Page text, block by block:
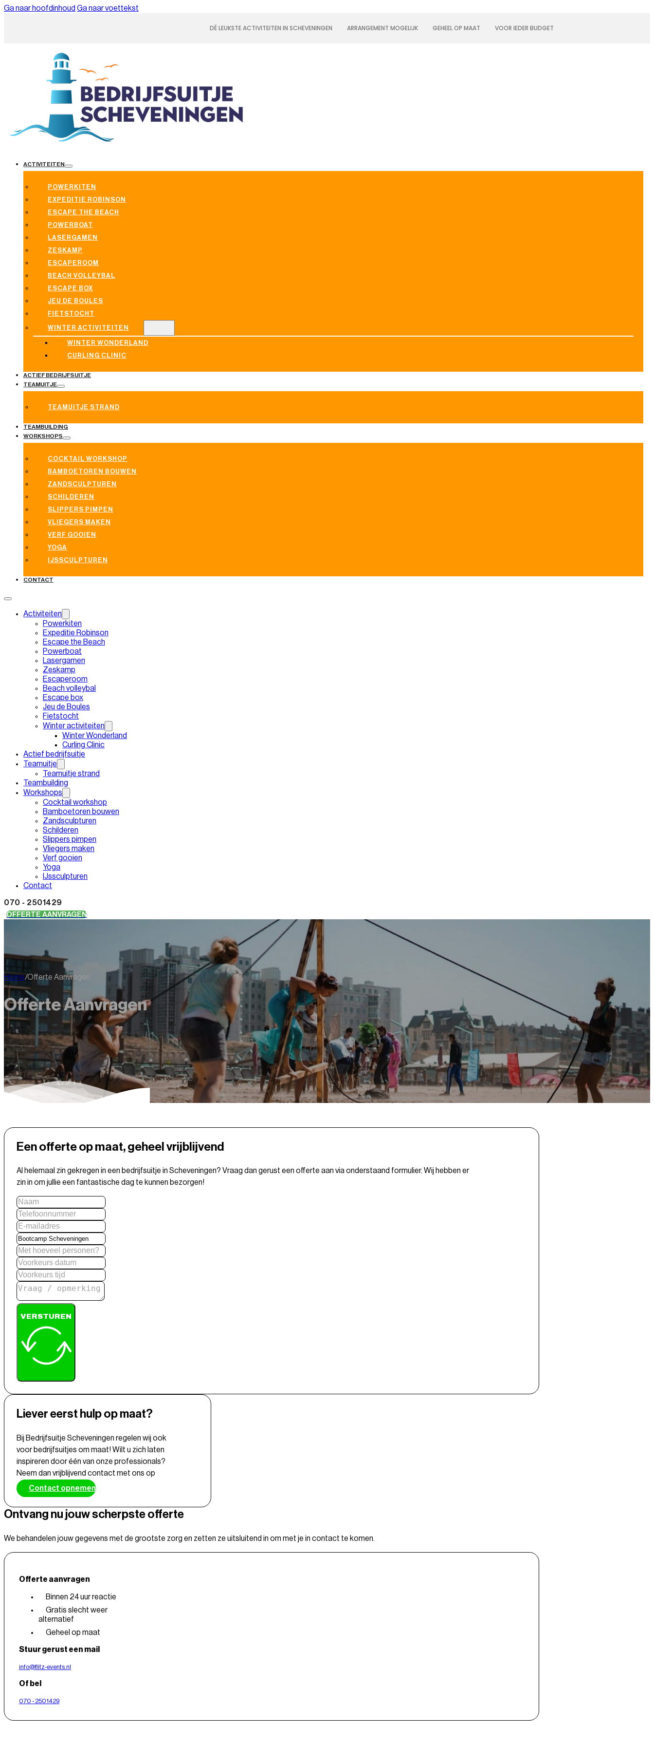
Ga naar hoofdinhoud Ga naar voettekst
DÉ LEUKSTE ACTIVITEITEN IN SCHEVENINGEN ARRANGEMENT MOGELIJK GEHEEL OP MAAT VOOR IEDER BUDGET
ACTIVITEITEN
POWERKITEN
EXPEDITIE ROBINSON
ESCAPE THE BEACH
POWERBOAT
LASERGAMEN
ZESKAMP
ESCAPEROOM
BEACH VOLLEYBAL
ESCAPE BOX
JEU DE BOULES
FIETSTOCHT
WINTER ACTIVITEITEN
WINTER WONDERLAND
CURLING CLINIC
ACTIEF BEDRIJFSUITJE
TEAMUITJE
TEAMUITJE STRAND
TEAMBUILDING
WORKSHOPS
COCKTAIL WORKSHOP
BAMBOETOREN BOUWEN
ZANDSCULPTUREN
SCHILDEREN
SLIPPERS PIMPEN
VLIEGERS MAKEN
VERF GOOIEN
YOGA
IJSSCULPTUREN
CONTACT
Activiteiten
Powerkiten
Expeditie Robinson
Escape the Beach
Powerboat
Lasergamen
Zeskamp
Escaperoom
Beach volleybal
Escape box
Jeu de Boules
Fietstocht
Winter activiteiten
Winter Wonderland
Curling Clinic
Actief bedrijfsuitje
Teamuitje
Teamuitje strand
Teambuilding
Workshops
Cocktail workshop
Bamboetoren bouwen
Zandsculpturen
Schilderen
Slippers pimpen
Vliegers maken
Verf gooien
Yoga
IJssculpturen
Contact
070 - 2501429
OFFERTE AANVRAGEN
Home/Offerte Aanvragen
Offerte Aanvragen
Een offerte op maat, geheel vrijblijvend
Al helemaal zin gekregen in een bedrijfsuitje in Scheveningen? Vraag dan gerust een offerte aan via onderstaand formulier. Wij hebben er
zin in om jullie een fantastische dag te kunnen bezorgen!
VERSTUREN
Liever eerst hulp op maat?
Bij Bedrijfsuitje Scheveningen regelen wij ook
voor bedrijfsuitjes om maat! Wilt u zich laten
inspireren door één van onze professionals?
Neem dan vrijblijvend contact met ons op
Contact opnemen
Ontvang nu jouw scherpste offerte
We behandelen jouw gegevens met de grootste zorg en zetten ze uitsluitend in om met je in contact te komen.
Offerte aanvragen
Binnen 24 uur reactie
Gratis slecht weer
alternatief
Geheel op maat
Stuur gerust een mail
info@flitz-events.nl
Of bel
070 - 2501429